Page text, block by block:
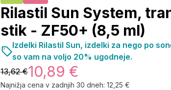
Rilastil Sun System,
stik - ZF50+ (8,5 ml)
13,62 €10,89 €
Najnižja cena v zadnjih 30 dneh: 12,25 €
Izdelki Rilastil Sun, izdelki za nego po
so vam na voljo 20% ugodneje.